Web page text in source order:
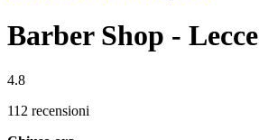
Barber Shop - Lecce
4.8
112 recensioni